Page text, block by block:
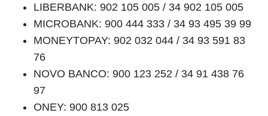
LIBERBANK: 902 105 005 / 34 902 105 005
MICROBANK: 900 444 333 / 34 93 495 39 99
MONEYTOPAY: 902 032 044 / 34 93 591 83
76
NOVO BANCO: 900 123 252 / 34 91 438 76
97
ONEY: 900 813 025